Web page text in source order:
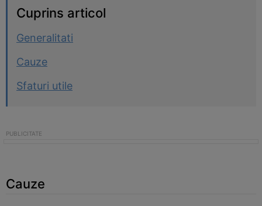
Cuprins articol
Generalitati
Cauze
Sfaturi utile
Cauze